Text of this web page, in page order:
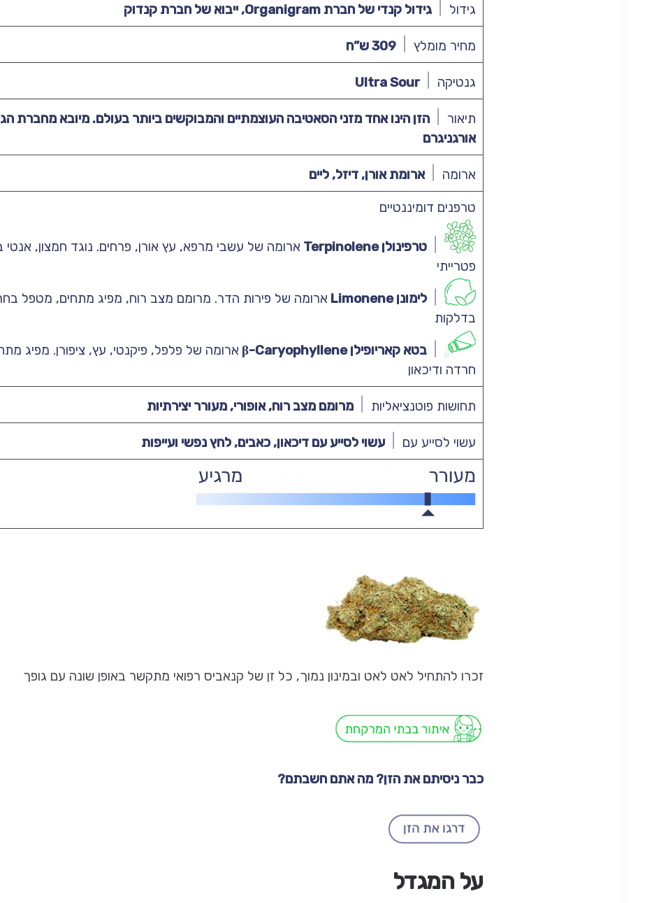
גידול גידול קנדי של חברת Organigram, ייבוא של חברת קנדוק
מחיר מומלץ 309 ש”ח
גנטיקה Ultra Sour
תיאור
הזן הינו אחד מזני הסאטיבה העוצמתיים והמבוקשים ביותר בעולם. מיובא מחברת
אורגניגרם
ארומה ארומת אורן, דיזל, ליים
טרפנים דומיננטיים
טרפינולן Terpinolene
ארומה של עשבי מרפא, עץ אורן, פרחים. נוגד חמצון, אנטי
פטרייתי
לימונן Limonene
ארומה של פירות הדר. מרומם מצב רוח, מפיג מתחים, מטפל
בדלקות
בטא קאריופילן β-Caryophyllene
ארומה של פלפל, פיקנטי, עץ, ציפורן. מפיג
חרדה ודיכאון
תחושות פוטנציאליות מרומם מצב רוח, אופורי, מעורר יצירתיות
עשוי לסייע עם עשוי לסייע עם דיכאון, כאבים, לחץ נפשי ועייפות
זכרו להתחיל לאט לאט ובמינון נמוך, כל זן של קנאביס רפואי מתקשר באופן שונה עם גופך
כבר ניסיתם את הזן? מה אתם חשבתם?
על המגדל